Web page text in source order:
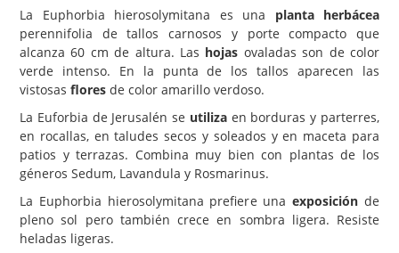
La Euphorbia hierosolymitana es una planta herbácea
perennifolia de tallos carnosos y porte compacto que
alcanza 60 cm de altura. Las hojas ovaladas son de color
verde intenso. En la punta de los tallos aparecen las
vistosas flores de color amarillo verdoso.
La Euforbia de Jerusalén se utilizaen borduras y parterres,
en rocallas, en taludes secos y soleados y en maceta para
patios y terrazas. Combina muy bien con plantas de los
géneros Sedum, Lavandula y Rosmarinus.
La Euphorbia hierosolymitana prefiere unaexposición de
pleno sol pero también crece en sombra ligera. Resiste
heladas ligeras.